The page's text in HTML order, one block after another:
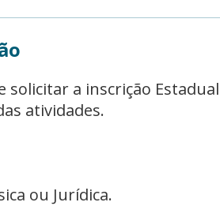
solicitar a inscrição
atividades.
ou Jurídica.